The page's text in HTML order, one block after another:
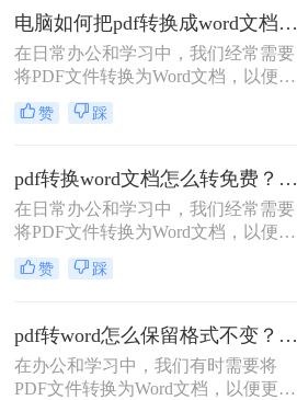
Word文档格式混乱。那么电脑pdf怎
么转换成word格式不变呢？为了解决
这一问题，本文将介绍四种实用的方
法，帮助你在电脑上将PDF转换为
Word，同时保持格式不变。
电脑如何把pdf转换成word文档？这3种方法简单易学，你一定要知道！
在日常办公和学习中，我们经常需要
将PDF文件转换为Word文档，以便于
编辑、修改或重新排版内容。那么电
脑如何把pdf转换成word文档呢？下
法，帮助你在电脑上轻松实现PDF到
Word的转换。
赞 踩
pdf转换word文档怎么转免费？这三个方法分享给你！
在日常办公和学习中，我们经常需要
将PDF文件转换为Word文档，以便于
编辑和修改内容。虽然市面上有很多
专业的PDF转Word工具，但不少用户
么pdf转换word文档怎么转免费呢？本
文将介绍三种免费的PDF转Word方
法，帮助您轻松实现文件格式转换。
赞 踩
pdf转word怎么保留格式不变？这3种方法，任你选择！
​在办公和学习中，我们有时需要将
PDF文件转换为Word文档，以便更好